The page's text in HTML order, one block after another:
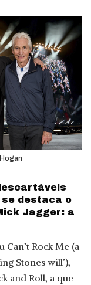
se destaca o
Jagger: a
Can’t Rock Me (a
Stones will’),
and Roll, a que